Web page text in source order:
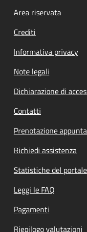
Footer menu
Area riservata
Crediti
Informativa privacy
Note legali
Dichiarazione di
Contatti
Prenotazione
Richiedi assistenza
Statistiche del portale
Leggi le FAQ
Pagamenti
Riepilogo valutazioni